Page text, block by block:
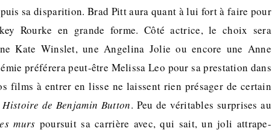
sa disparition. Brad Pitt aura quant à lui fort à faire pour
Rourke en grande forme. Côté actrice, le choix sera
Kate Winslet, une Angelina Jolie ou encore une Anne
préférera peut-être Melissa Leo pour sa prestation dans
films à entrer en lisse ne laissent rien présager de certain
Histoire de Benjamin Button. Peu de véritables surprises au
murs poursuit sa carrière avec, qui sait, un joli attrape-